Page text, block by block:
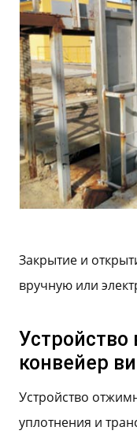
Закрытие и
вручную или
конвейер
Устройство
уплотнения и